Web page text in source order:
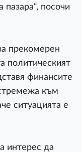
посочи
прекомерен
политическият
финансите
към
ситуацията е
интерес да